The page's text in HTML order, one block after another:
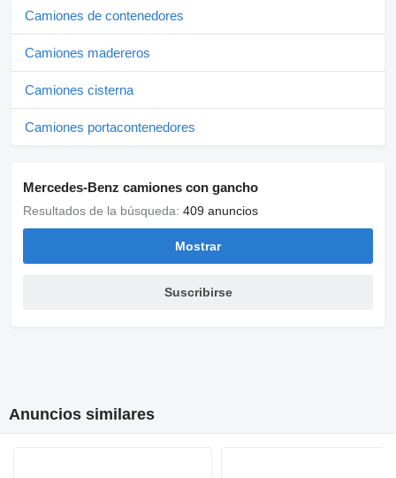
Camiones de contenedores
Camiones madereros
Camiones cisterna
Camiones portacontenedores
Mercedes-Benz camiones con gancho
Resultados de la búsqueda: 409 anuncios
Mostrar
Suscribirse
Anuncios similares